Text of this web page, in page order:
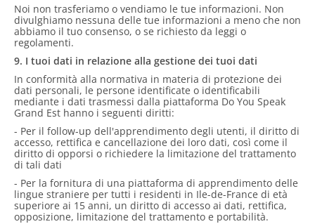
Noi non trasferiamo o vendiamo le tue informazioni. Non
divulghiamo nessuna delle tue informazioni a meno che non
abbiamo il tuo consenso, o se richiesto da leggi o
regolamenti.
9. I tuoi dati in relazione alla gestione dei tuoi dati
In conformità alla normativa in materia di protezione dei
dati personali, le persone identificate o identificabili
mediante i dati trasmessi dalla piattaforma Do You Speak
Grand Est hanno i seguenti diritti:
- Per il follow-up dell'apprendimento degli utenti, il diritto di
accesso, rettifica e cancellazione dei loro dati, così come il
diritto di opporsi o richiedere la limitazione del trattamento
di tali dati
- Per la fornitura di una piattaforma di apprendimento delle
lingue straniere per tutti i residenti in Ile-de-France di età
superiore ai 15 anni, un diritto di accesso ai dati, rettifica,
opposizione, limitazione del trattamento e portabilità.